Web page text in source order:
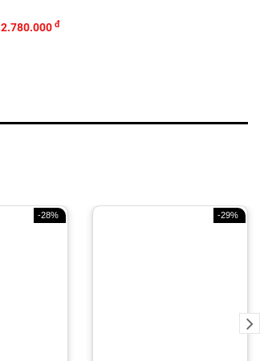
2.780.000 đ
-28% -29%